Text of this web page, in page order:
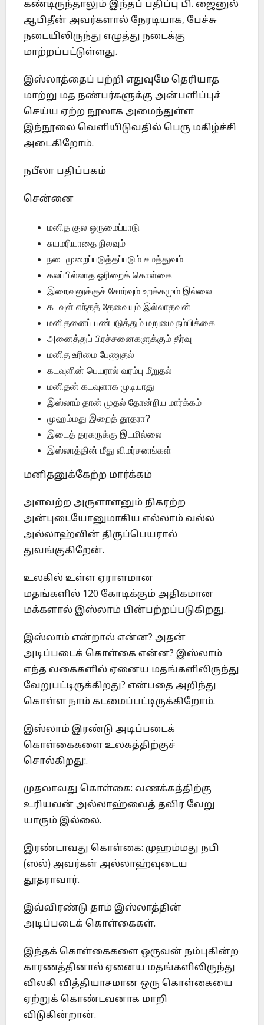
கண்டிருந்தாலும் இந்தப் பதிப்பு பி. ஜைனுல்
ஆபிதீன் அவர்களால் நேரடியாக, பேச்சு
நடையிலிருந்து எழுத்து நடைக்கு
மாற்றப்பட்டுள்ளது.
இஸ்லாத்தைப் பற்றி எதுவுமே தெரியாத
மாற்று மத நண்பர்களுக்கு அன்பளிப்புச்
செய்ய ஏற்ற நூலாக அமைந்துள்ள
இந்நூலை வெளியிடுவதில் பெரு மகிழ்ச்சி
அடைகிறோம்.
நபீலா பதிப்பகம்
சென்னை
மனித குல ஒருமைப்பாடு
சுயமரியாதை நிலவும்
நடைமுறைப்படுத்தப்படும் சமத்துவம்
கலப்பில்லாத ஓரிறைக் கொள்கை
இறைவனுக்குச் சோர்வும் உறக்கமும் இல்லை
கடவுள் எந்தத் தேவையும் இல்லாதவன்
மனிதனைப் பண்படுத்தும் மறுமை நம்பிக்கை
அனைத்துப் பிரச்சனைகளுக்கும் தீர்வு
மனித உரிமை பேணுதல்
கடவுளின் பெயரால் வரம்பு மீறுதல்
மனிதன் கடவுளாக முடியாது
இஸ்லாம் தான் முதல் தோன்றிய மார்க்கம்
முஹம்மது இறைத் தூதரா?
இடைத் தரகருக்கு இடமில்லை
இஸ்லாத்தின் மீது விமர்சனங்கள்
மனிதனுக்கேற்ற மார்க்கம்
அளவற்ற அருளாளனும் நிகரற்ற
அன்புடையோனுமாகிய எல்லாம் வல்ல
அல்லாஹ்வின் திருப்பெயரால்
துவங்குகிறேன்.
உலகில் உள்ள ஏராளமான
மதங்களில் 120 கோடிக்கும் அதிகமான
மக்களால் இஸ்லாம் பின்பற்றப்படுகிறது.
இஸ்லாம் என்றால் என்ன? அதன்
அடிப்படைக் கொள்கை என்ன? இஸ்லாம்
எந்த வகைகளில் ஏனைய மதங்களிலிருந்து
வேறுபட்டிருக்கிறது? என்பதை அறிந்து
கொள்ள நாம் கடமைப்பட்டிருக்கிறோம்.
இஸ்லாம் இரண்டு அடிப்படைக்
கொள்கைகளை உலகத்திற்குச்
சொல்கிறது:.
முதலாவது கொள்கை: வணக்கத்திற்கு
உரியவன் அல்லாஹ்வைத் தவிர வேறு
யாரும் இல்லை.
இரண்டாவது கொள்கை: முஹம்மது நபி
(ஸல்) அவர்கள் அல்லாஹ்வுடைய
தூதராவார்.
இவ்விரண்டு தாம் இஸ்லாத்தின்
அடிப்படைக் கொள்கைகள்.
இந்தக் கொள்கைகளை ஒருவன் நம்புகின்ற
காரணத்தினால் ஏனைய மதங்களிலிருந்து
விலகி வித்தியாசமான ஒரு கொள்கையை
ஏற்றுக் கொண்டவனாக மாறி
விடுகின்றான்.